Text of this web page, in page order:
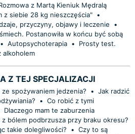
z Martą Kieniuk Mędralą
z siebie 28 kg nieszczęścia" •
przyczyny, objawy i leczenie
•
Postanowiła w końcu być sobą
• Autopsychoterapia •
Prosty test.
alkoholem
Z TEJ SPECJALIZACJI
spożywaniem jedzenia? • Jak radzić
• Co robić z tymi
Dlaczego mam te zaburzenia
z bólem podbrzusza przy braku okresu?
takie dolegliwości? • Czy to są